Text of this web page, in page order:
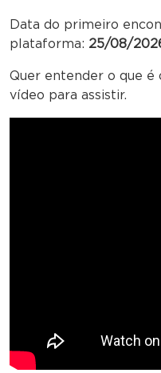
Data do primeiro
plataforma: 25/08/
Quer entender o que é
vídeo para assistir.